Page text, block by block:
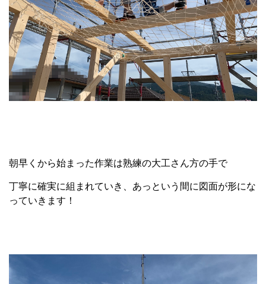
朝早くから始まった作業は熟練の大工さん方の手で
丁寧に確実に組まれていき、あっという間に図面が形にな
っていきます！